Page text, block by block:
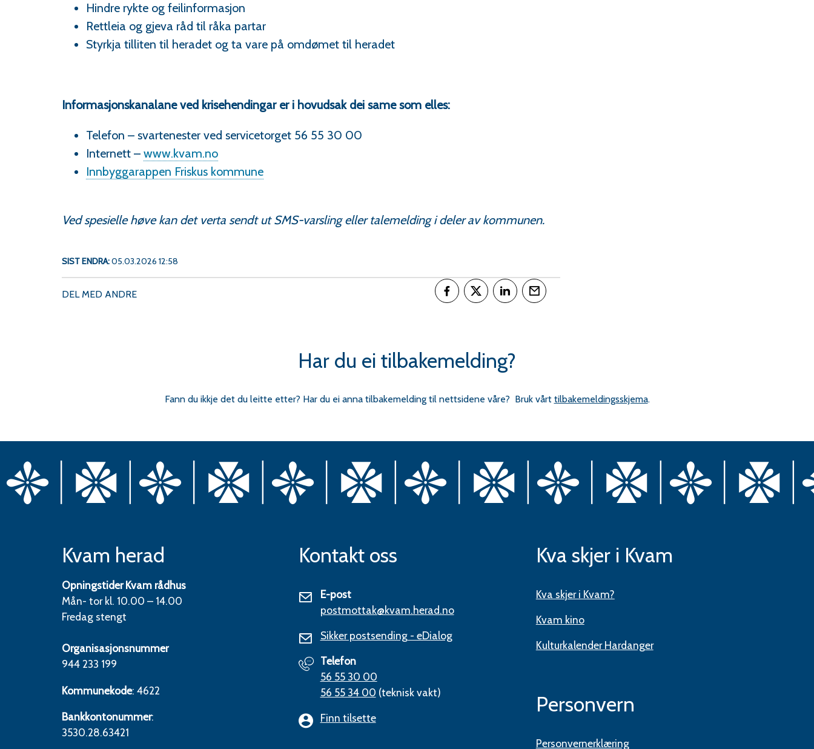
Hindre rykte og feilinformasjon
Rettleia og gjeva råd til råka partar
Styrkja tilliten til heradet og ta vare på omdømet til heradet
Informasjonskanalane ved krisehendingar er i hovudsak dei same som elles:
Telefon – svartenester ved servicetorget 56 55 30 00
Internett – www.kvam.no
Innbyggarappen Friskus kommune
Ved spesielle høve kan det verta sendt ut SMS-varsling eller talemelding i deler av kommunen.
SIST ENDRA 05.03.2026 12:58
DEL MED ANDRE
Har du ei tilbakemelding?
Fann du ikkje det du leitte etter? Har du ei anna tilbakemelding til nettsidene våre? Bruk vårt tilbakemeldingsskjema.
Kvam herad
Opningstider Kvam rådhus
Mån- tor kl. 10.00 – 14.00
Fredag stengt
Organisasjonsnummer
944 233 199
Kommunekode: 4622
Bankkontonummer:
3530.28.63421
Kontakt oss
E-post
postmottak@kvam.herad.no
Sikker postsending - eDialog
Telefon
56 55 30 00
56 55 34 00 (teknisk vakt)
Finn tilsette
Kva skjer i Kvam
Kva skjer i Kvam?
Kvam kino
Kulturkalender Hardanger
Personvern
Personvernerklæring